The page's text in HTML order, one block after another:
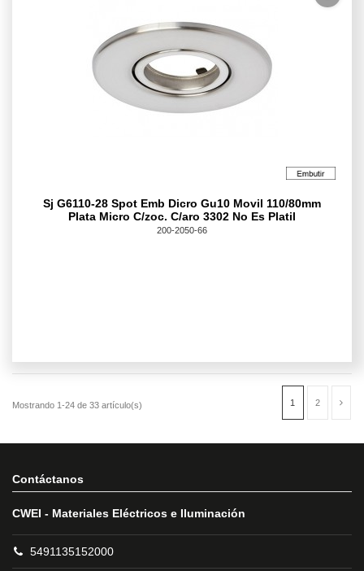
Sj G6110-28 Spot Emb Dicro Gu10 Movil 110/80mm
Plata Micro C/zoc. C/aro 3302 No Es Platil
200-2050-66
Contáctanos
CWEI - Materiales Eléctricos e Iluminación
5491135152000